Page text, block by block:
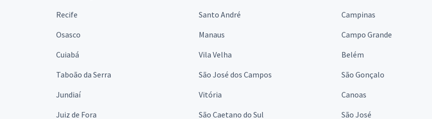
Recife
Santo André Campinas
Osasco
Manaus Campo Grande
Cuiabá
Vila Velha Belém
Taboão da Serra
São José dos Campos São Gonçalo
Jundiaí
Vitória Canoas
Juiz de Fora
São Caetano do Sul São José